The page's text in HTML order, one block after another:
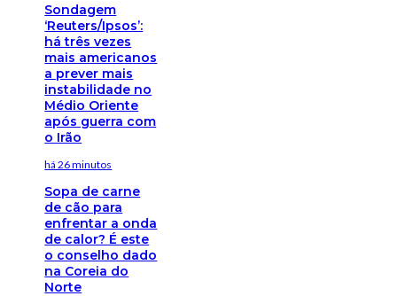
Sondagem
‘Reuters/Ipsos’:
há três vezes
mais americanos
a prever mais
instabilidade no
Médio Oriente
após guerra com
o Irão
há 26 minutos
Sopa de carne
de cão para
enfrentar a onda
de calor? É este
o conselho dado
na Coreia do
Norte